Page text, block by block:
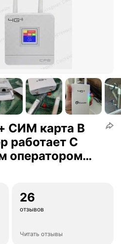
СИМ карта В
работает С
оператором
26
отзывов
Читать отзывы